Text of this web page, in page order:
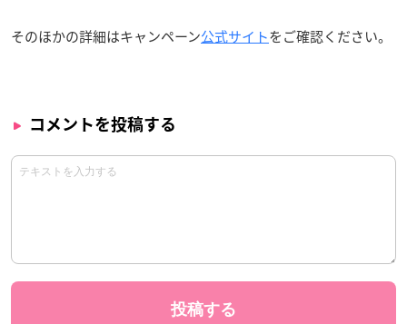
そのほかの詳細はキャンペーン公式サイトをご確認ください。
コメントを投稿する